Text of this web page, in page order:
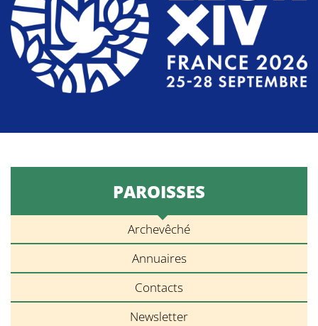
PAROISSES
Archevêché
Annuaires
Contacts
Newsletter